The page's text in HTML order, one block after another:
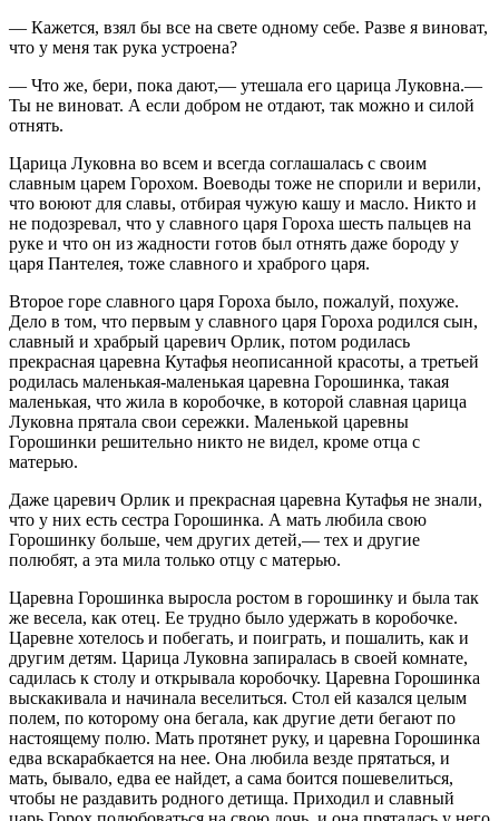
— Кажется, взял бы все на свете одному себе. Разве я виноват,
что у меня так рука устроена?
— Что же, бери, пока дают,— утешала его царица Луковна.—
Ты не виноват. А если добром не отдают, так можно и силой
отнять.
Царица Луковна во всем и всегда соглашалась с своим
славным царем Горохом. Воеводы тоже не спорили и верили,
что воюют для славы, отбирая чужую кашу и масло. Никто и
не подозревал, что у славного царя Гороха шесть пальцев на
руке и что он из жадности готов был отнять даже бороду у
царя Пантелея, тоже славного и храброго царя.
Второе горе славного царя Гороха было, пожалуй, похуже.
Дело в том, что первым у славного царя Гороха родился сын,
славный и храбрый царевич Орлик, потом родилась
прекрасная царевна Кутафья неописанной красоты, а третьей
родилась маленькая-маленькая царевна Горошинка, такая
маленькая, что жила в коробочке, в которой славная царица
Луковна прятала свои сережки. Маленькой царевны
Горошинки решительно никто не видел, кроме отца с
матерью.
Даже царевич Орлик и прекрасная царевна Кутафья не знали,
что у них есть сестра Горошинка. А мать любила свою
Горошинку больше, чем других детей,— тех и другие
полюбят, а эта мила только отцу с матерью.
Царевна Горошинка выросла ростом в горошинку и была так
же весела, как отец. Ее трудно было удержать в коробочке.
Царевне хотелось и побегать, и поиграть, и пошалить, как и
другим детям. Царица Луковна запиралась в своей комнате,
садилась к столу и открывала коробочку. Царевна Горошинка
выскакивала и начинала веселиться. Стол ей казался целым
полем, по которому она бегала, как другие дети бегают по
настоящему полю. Мать протянет руку, и царевна Горошинка
едва вскарабкается на нее. Она любила везде прятаться, и
мать, бывало, едва ее найдет, а сама боится пошевелиться,
чтобы не раздавить родного детища. Приходил и славный